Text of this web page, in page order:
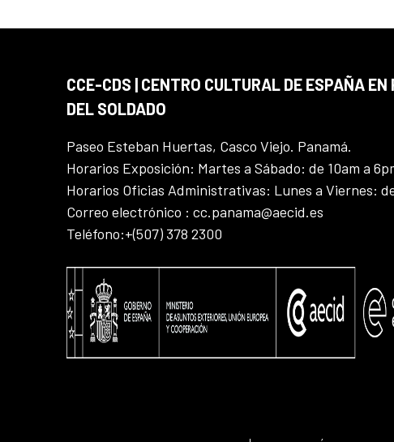
CCE-CDS | CENTRO CULTURAL DE ESPAÑA
DEL SOLDADO
Paseo Esteban Huertas, Casco Viejo. Panamá.
Horarios Exposición: Martes a Sábado: de 10am a
Horarios Oficias Administrativas: Lunes a Viernes:
Correo electrónico : cc.panama@aecid.es
Teléfono:+(507) 378 2300